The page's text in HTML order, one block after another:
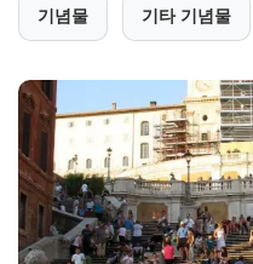
기념물 기타 기념물